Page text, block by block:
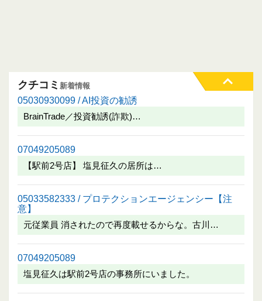
クチコミ 新着情報
05030930099 / AI投資の勧誘
BrainTrade／投資勧誘(詐欺)…
07049205089
【駅前2号店】 塩見征久の居所は…
05033582333 / プロテクションエージェンシー【注
意】
元従業員 消されたので再度載せるからな。古川…
07049205089
塩見征久は駅前2号店の事務所にいました。